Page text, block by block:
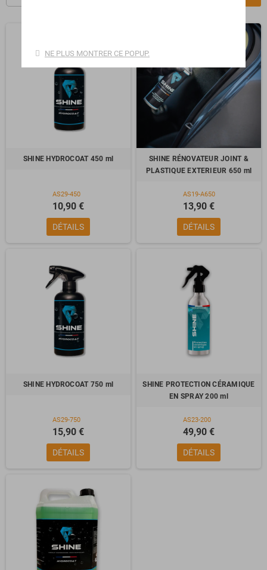
SHINE HYDROCOAT 450 ml
AS29-450
10,90 €
DÉTAILS
SHINE RÉNOVATEUR JOINT &
PLASTIQUE EXTERIEUR 650 ml
AS19-A650
13,90 €
DÉTAILS
SHINE HYDROCOAT 750 ml
AS29-750
15,90 €
DÉTAILS
SHINE PROTECTION CÉRAMIQUE
EN SPRAY 200 ml
AS23-200
49,90 €
DÉTAILS
NE PLUS MONTRER CE POPUP.